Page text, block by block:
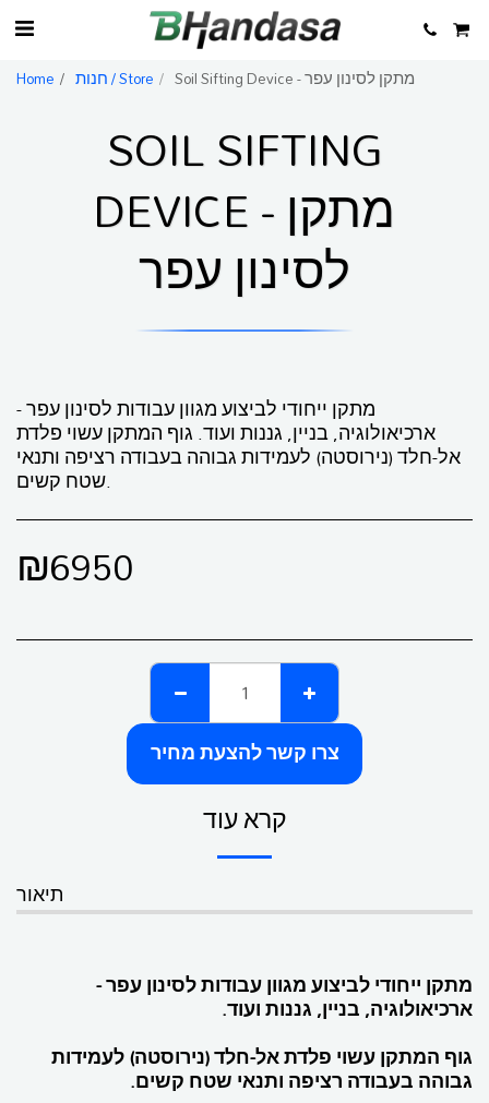
Home חנות / Store Soil Sifting Device - מתקן לסינון עפר
SOIL SIFTING
DEVICE - מתקן
לסינון עפר
מתקן ייחודי לביצוע מגוון עבודות לסינון עפר -
ארכיאולוגיה, בניין, גננות ועוד. גוף המתקן עשוי פלדת
אל-חלד (נירוסטה) לעמידות גבוהה בעבודה רציפה ותנאי
שטח קשים.
₪6950
צרו קשר להצעת מחיר
קרא עוד
תיאור
מתקן ייחודי לביצוע מגוון עבודות לסינון עפר -
ארכיאולוגיה, בניין, גננות ועוד.
גוף המתקן עשוי פלדת אל-חלד (נירוסטה) לעמידות
גבוהה בעבודה רציפה ותנאי שטח קשים.